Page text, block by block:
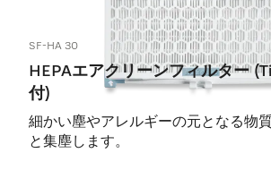
SF-HA 30
HEPAエアクリーンフィルター
付)
細かい塵やアレルギーの元となる物
と集塵します。